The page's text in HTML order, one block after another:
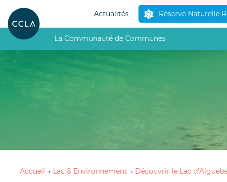
Actualités Réserve Naturelle
La Communauté de Communes
Accueil → Lac & Environnement → Découvrir le Lac